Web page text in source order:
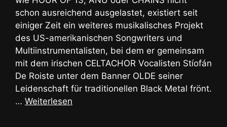
schon ausreichend ausgelastet, existiert seit
einiger Zeit ein weiteres musikalisches Projekt
des US-amerikanischen Songwriters und
Multiinstrumentalisten, bei dem er gemeinsam
mit dem irischen CELTACHOR Vocalisten Stíofán
De Roiste unter dem Banner OLDE seiner
Leidenschaft für traditionellen Black Metal frönt.
… Weiterlesen